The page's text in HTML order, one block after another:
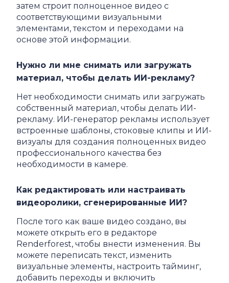
затем строит полноценное видео с
соответствующими визуальными
элементами, текстом и переходами на
основе этой информации.
Нужно ли мне снимать или загружать
материал, чтобы делать ИИ-рекламу?
Нет необходимости снимать или загружать
собственный материал, чтобы делать ИИ-
рекламу. ИИ-генератор рекламы использует
встроенные шаблоны, стоковые клипы и ИИ-
визуалы для создания полноценных видео
профессионального качества без
необходимости в камере.
Как редактировать или настраивать
видеоролики, сгенерированные ИИ?
После того как ваше видео создано, вы
можете открыть его в редакторе
Renderforest, чтобы внести изменения. Вы
можете переписать текст, изменить
визуальные элементы, настроить тайминг,
добавить переходы и включить